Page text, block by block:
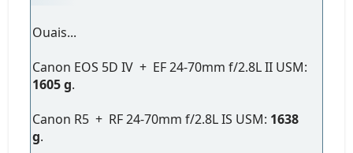
Ouais...
Canon EOS 5D IV + EF 24-70mm f/2.8L II USM:
1605 g.
Canon R5 + RF 24-70mm f/2.8L IS USM: 1638
g.